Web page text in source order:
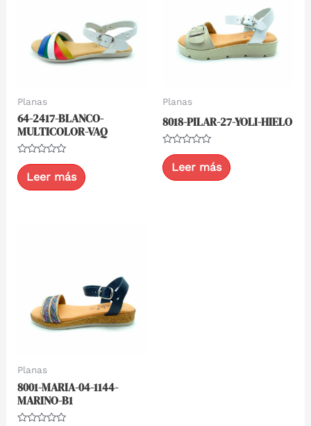
Planas
64-2417-BLANCO-
MULTICOLOR-VAQ
Valorado
con
0
de
Leer más
Planas
8018-PILAR-27-YOLI-HIELO
Valorado
con
0
de
Leer más
Planas
8001-MARIA-04-1144-
MARINO-B1